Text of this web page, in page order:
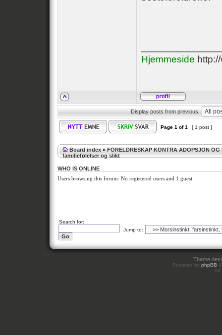
Hjemmeside
Display posts from previous:
Page 1 of1 [ 1 post ]
Board index » FORELDRESKAP KONTRA ADOPSJON OG
familiefølelser og slikt
WHO IS ONLINE
Users browsing this forum: No registered users and 1 guest
Search for:
Jump to:
Theme
Powered by phpBB
All